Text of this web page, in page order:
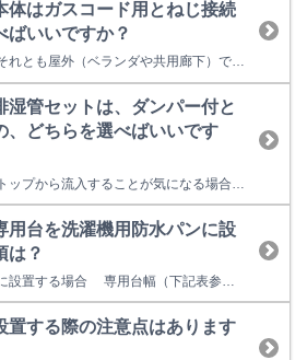
体はガスコード用とねじ接続
ばいいですか？
設置場所は屋内ですか、それとも屋外（ベランダや共用廊下）ですか？
湿管セットは、ダンパー付と
、どちらを選べばいいです
用台を洗濯機用防水パンに設
は？
洗濯機用防水パンの内側に設置する場合 専用台幅（下記表参照）以上の防水パン内寸a が必要です。 洗濯機用防水パンの外側に設置する場合 専用台の脚幅30mm※を確保して、下記の幅（内寸法）の確認が必要です。
置する際の注意点はあります